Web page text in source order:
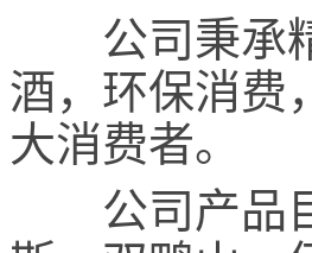
公司秉承精
酒，环保消费
大消费者。
公司产品目